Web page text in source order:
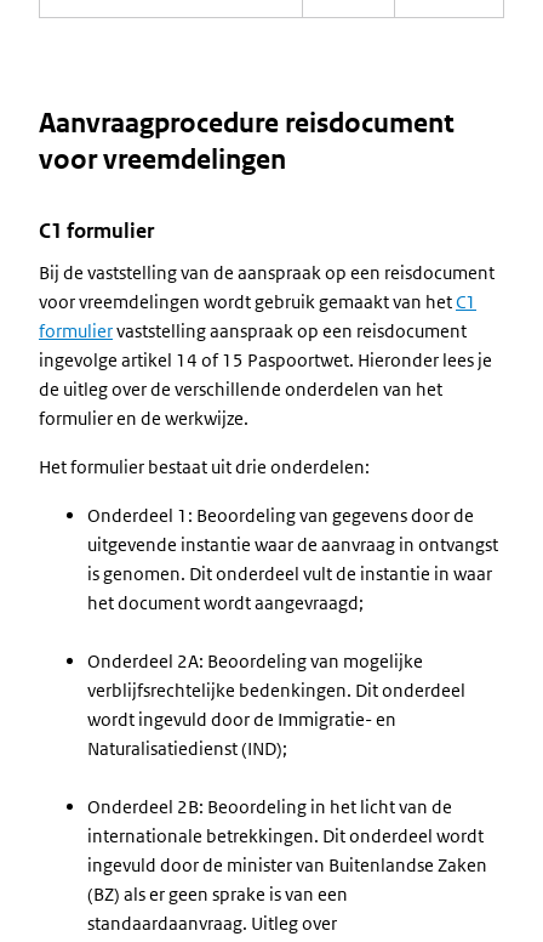
Aanvraagprocedure reisdocument
voor vreemdelingen
C1 formulier
Bij de vaststelling van de aanspraak op een reisdocument
voor vreemdelingen wordt gebruik gemaakt van hetC1
formuliervaststelling aanspraak op een reisdocument
ingevolge artikel 14 of 15 Paspoortwet. Hieronder lees je
de uitleg over de verschillende onderdelen van het
formulier en de werkwijze.
Het formulier bestaat uit drie onderdelen:
Onderdeel 1: Beoordeling van gegevens door de
uitgevende instantie waar de aanvraag in ontvangst
is genomen. Dit onderdeel vult de instantie in waar
het document wordt aangevraagd;
Onderdeel 2A: Beoordeling van mogelijke
verblijfsrechtelijke bedenkingen. Dit onderdeel
wordt ingevuld door de Immigratie- en
Naturalisatiedienst (IND);
Onderdeel 2B: Beoordeling in het licht van de
internationale betrekkingen. Dit onderdeel wordt
ingevuld door de minister van Buitenlandse Zaken
(BZ) als er geen sprake is van een
standaardaanvraag. Uitleg over